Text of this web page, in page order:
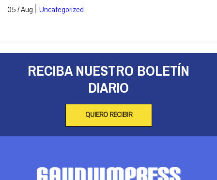
05 / Aug | Uncategorized
RECIBA NUESTRO BOLETÍN
DIARIO
QUIERO RECIBIR